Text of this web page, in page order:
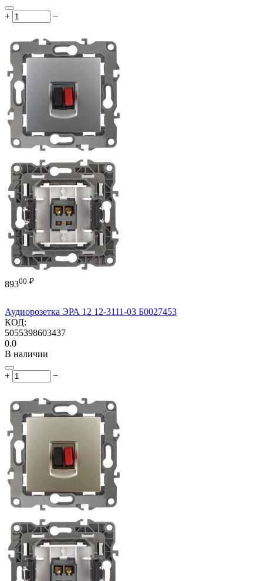
+ −
89300 ₽
Аудиорозетка ЭРА 12 12-3111-03 Б0027453
КОД:
5055398603437
0.0
В наличии
+ −